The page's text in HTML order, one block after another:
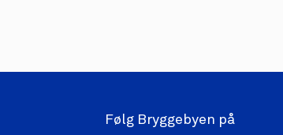
Følg Bryggebyen på